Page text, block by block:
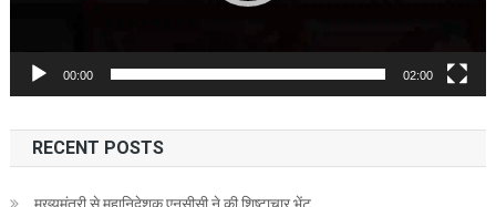
00:00 02:00
RECENT POSTS